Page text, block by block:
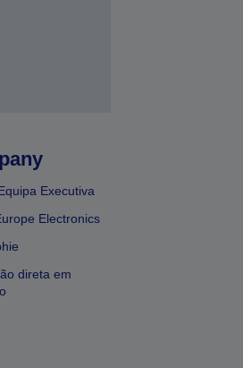
Executiva
Electronics
direta em